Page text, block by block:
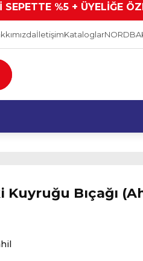
%5 + ÜYELİĞE
İletişimKataloglar
Bıçağı